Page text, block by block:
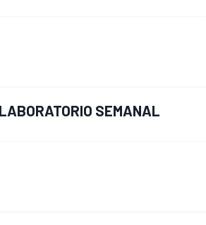
SEMANAL